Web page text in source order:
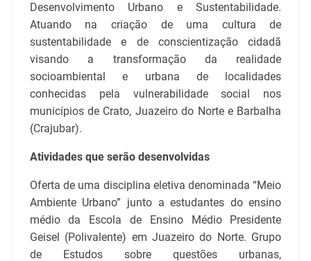
Desenvolvimento Urbano e Sustentabilidade.
Atuando na criação de uma cultura de
sustentabilidade e de conscientização cidadã
visando a transformação da realidade
socioambiental e urbana de localidades
conhecidas pela vulnerabilidade social nos
municípios de Crato, Juazeiro do Norte e Barbalha
(Crajubar).
Atividades que serão desenvolvidas
Oferta de uma disciplina eletiva denominada “Meio
Ambiente Urbano” junto a estudantes do ensino
médio da Escola de Ensino Médio Presidente
Geisel (Polivalente) em Juazeiro do Norte. Grupo
de Estudos sobre questões urbanas,